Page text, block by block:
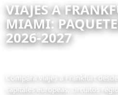
VIAJES A
MIAMI:
2026-2027
Compara viajes a Frankfurt
capitales europeas, circuitos